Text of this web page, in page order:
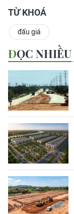
TỪ KHOÁ
đấu giá
ĐỌC NHIỀU